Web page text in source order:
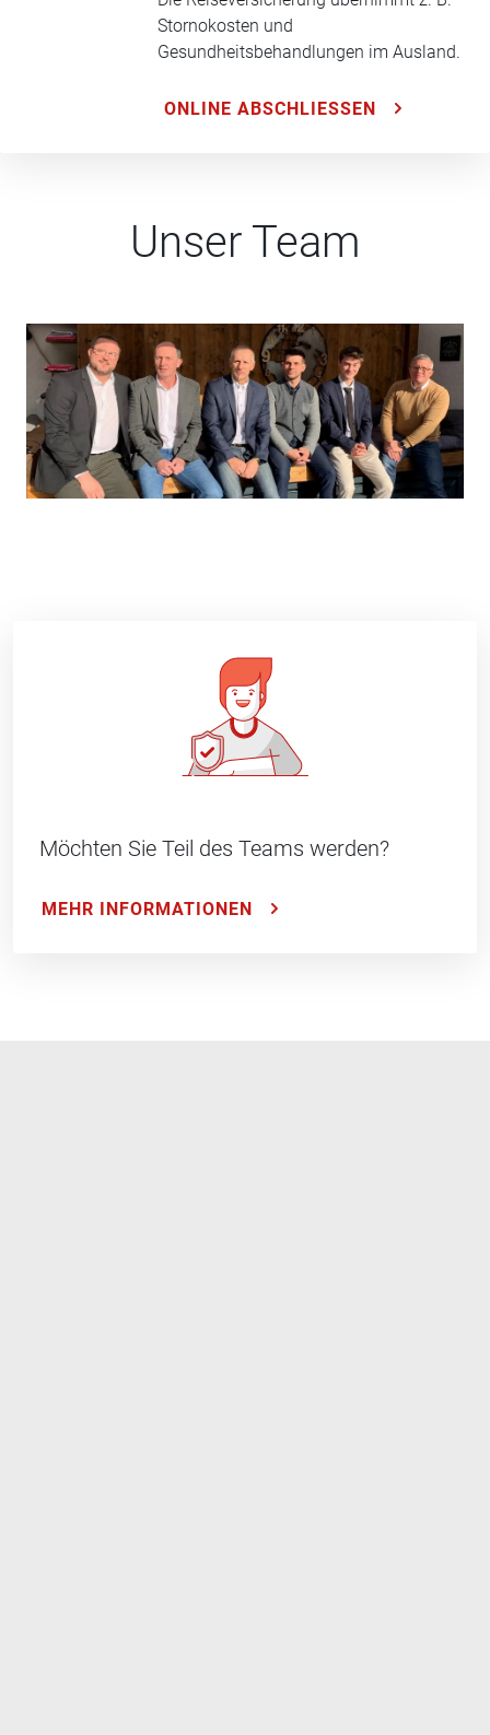
Stornokosten und
Gesundheitsbehandlungen im Ausland.
ONLINE ABSCHLIESSEN
Unser Team
Möchten Sie Teil des Teams werden?
MEHR INFORMATIONEN